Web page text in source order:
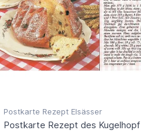
Postkarte Rezept Elsässer
Postkarte Rezept des Kugelhopf